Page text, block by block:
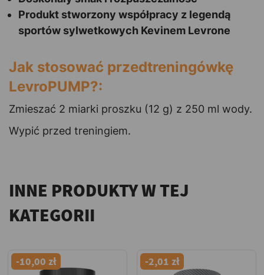
Produkt stworzony współpracy z legendą
sportów sylwetkowych Kevinem Levrone
Jak stosować przedtreningówkę
LevroPUMP?:
Zmieszać 2 miarki proszku (12 g) z 250 ml wody.
Wypić przed treningiem.
INNE PRODUKTY W TEJ
KATEGORII
-10,00 zł -2,01 zł